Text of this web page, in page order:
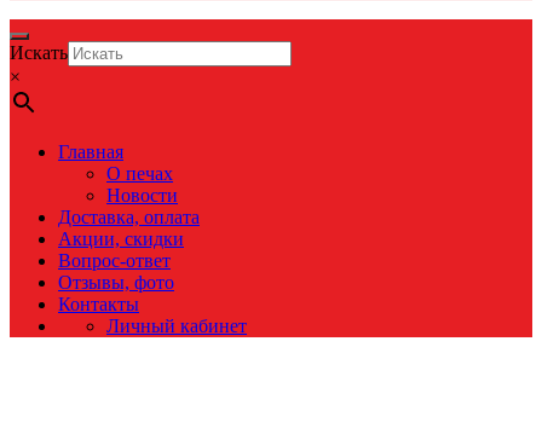
Искать
×
Главная
О печах
Новости
Доставка, оплата
Акции, скидки
Вопрос-ответ
Отзывы, фото
Контакты
Личный кабинет